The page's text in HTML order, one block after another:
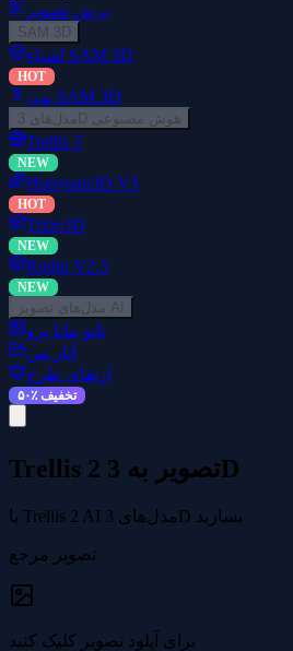
برش تصویر
SAM 3D
اشیاء SAM 3D
HOT
بدن SAM 3D
مدل‌های 3D هوش مصنوعی
Trellis 2
NEW
Hunyuan3D V3
HOT
Tripo3D
NEW
Rodin V2.5
NEW
مدل‌های تصویر AI
نانو بنانا پرو
آثار من
ارتقای طرح
۵۰٪ تخفیف
Trellis 2 تصویر به 3D
با Trellis 2 AI مدل‌های 3D بسازید
تصویر مرجع
برای آپلود تصویر کلیک کنید